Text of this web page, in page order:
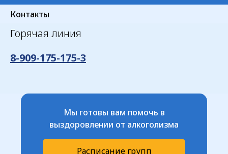
Контакты
Горячая линия
8-909-175-175-3
Мы готовы вам помочь в
выздоровлении от алкоголизма
Расписание групп